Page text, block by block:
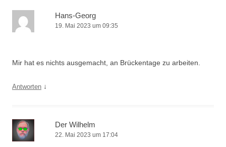
Hans-Georg
19. Mai 2023 um 09:35
Mir hat es nichts ausgemacht, an Brückentage zu arbeiten.
Antworten ↓
Der Wilhelm
22. Mai 2023 um 17:04